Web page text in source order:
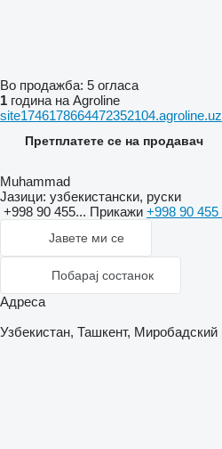
Во продажба: 5 огласа
1 година на Agroline
site1746178664472352104.agroline.uz
Претплатете се на продавач
Muhammad
Јазици: узбекистански, руски
+998 90 455... Прикажи +998 90 455
Јавете ми се
Побарај состанок
Адреса
Узбекистан, Ташкент,